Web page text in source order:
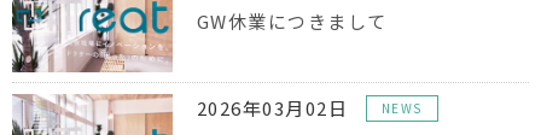
GW休業につきまして
2026年03月02日 NEWS